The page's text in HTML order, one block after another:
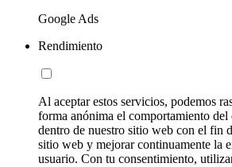
Google Ads
Rendimiento
Al aceptar estos servicios, podemos
forma anónima el comportamiento
dentro de nuestro sitio web con el fin
sitio web y mejorar continuamente la
usuario. Con tu consentimiento,